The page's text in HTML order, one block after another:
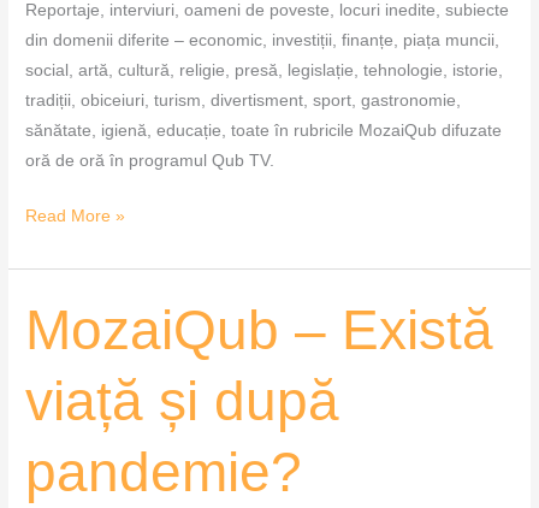
Reportaje, interviuri, oameni de poveste, locuri inedite, subiecte
din domenii diferite – economic, investiții, finanțe, piața muncii,
social, artă, cultură, religie, presă, legislație, tehnologie, istorie,
tradiții, obiceiuri, turism, divertisment, sport, gastronomie,
sănătate, igienă, educație, toate în rubricile MozaiQub difuzate
oră de oră în programul Qub TV.
Read More »
MozaiQub – Există
viață și după
pandemie?
MozaiQub
viață
după
pandemie?